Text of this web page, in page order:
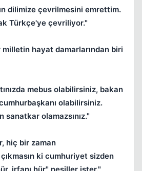
dilimize çevrilmesini emrettim.
Türkçe'ye çevriliyor."
milletin hayat damarlarından biri
mebus olabilirsiniz, bakan
olabilirsiniz.
sanatkar olamazsınız."
hiç bir zaman
ki cumhuriyet sizden